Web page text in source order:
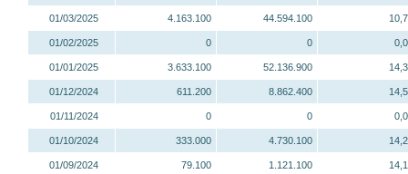
01/03/2025 4.163.100 44.594.100
01/02/2025 0 0
01/01/2025 3.633.100 52.136.900
01/12/2024 611.200 8.862.400
01/11/2024 0 0
01/10/2024 333.000 4.730.100
01/09/2024 79.100 1.121.100